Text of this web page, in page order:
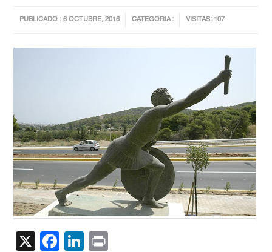
PUBLICADO : 6 OCTUBRE, 2016 CATEGORIA : VISITAS: 107
X Facebook
LinkedIn